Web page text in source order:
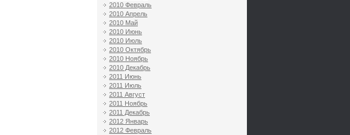
2010 Февраль
2010 Апрель
2010 Май
2010 Июнь
2010 Июль
2010 Октябрь
2010 Ноябрь
2010 Декабрь
2011 Июнь
2011 Июль
2011 Август
2011 Ноябрь
2011 Декабрь
2012 Январь
2012 Февраль